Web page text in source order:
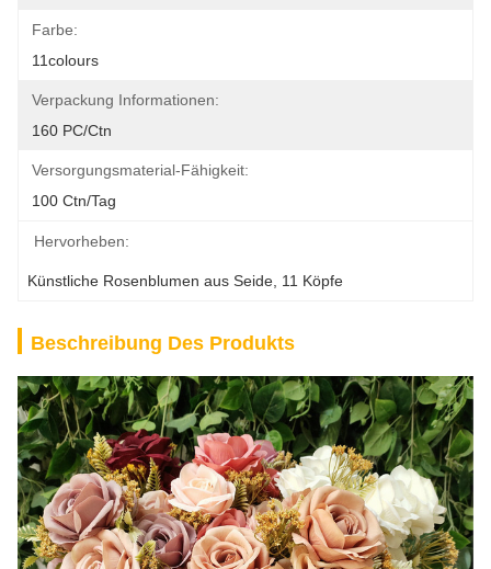
Farbe:
11colours
Verpackung Informationen:
160 PC/ctn
Versorgungsmaterial-Fähigkeit:
100 Ctn/Tag
Hervorheben:
Künstliche Rosenblumen aus Seide 11 Köpfe
Beschreibung Des Produkts